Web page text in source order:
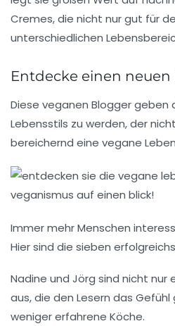
Cremes, die nicht nur gut für
unterschiedlichen
Entdecke einen
Diese veganen Bloggergeben
Lebensstils zu werden, der
bereichernd eine vegane
Immer mehr Menschen
Hier sind die sieben
Nadine und Jörg sind nicht nur
aus, die den Lesern das
weniger erfahrene Köche.